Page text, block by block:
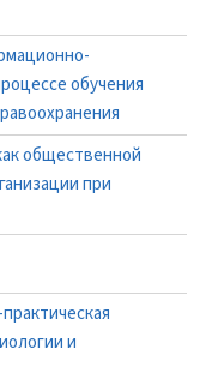
обучения
общественной
при
и